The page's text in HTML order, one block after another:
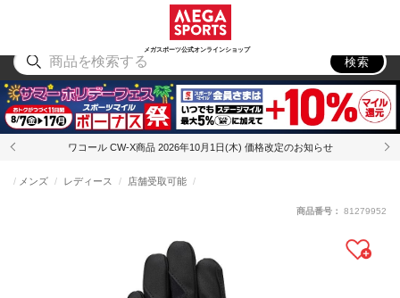
メガスポーツ公式オンラインショップ
アウトドア
検索
ワコール CW-X商品 2026年10月1日(木) 価格改定のお知らせ
メンズ レディース 店舗受取可能
商品番号： 81279952